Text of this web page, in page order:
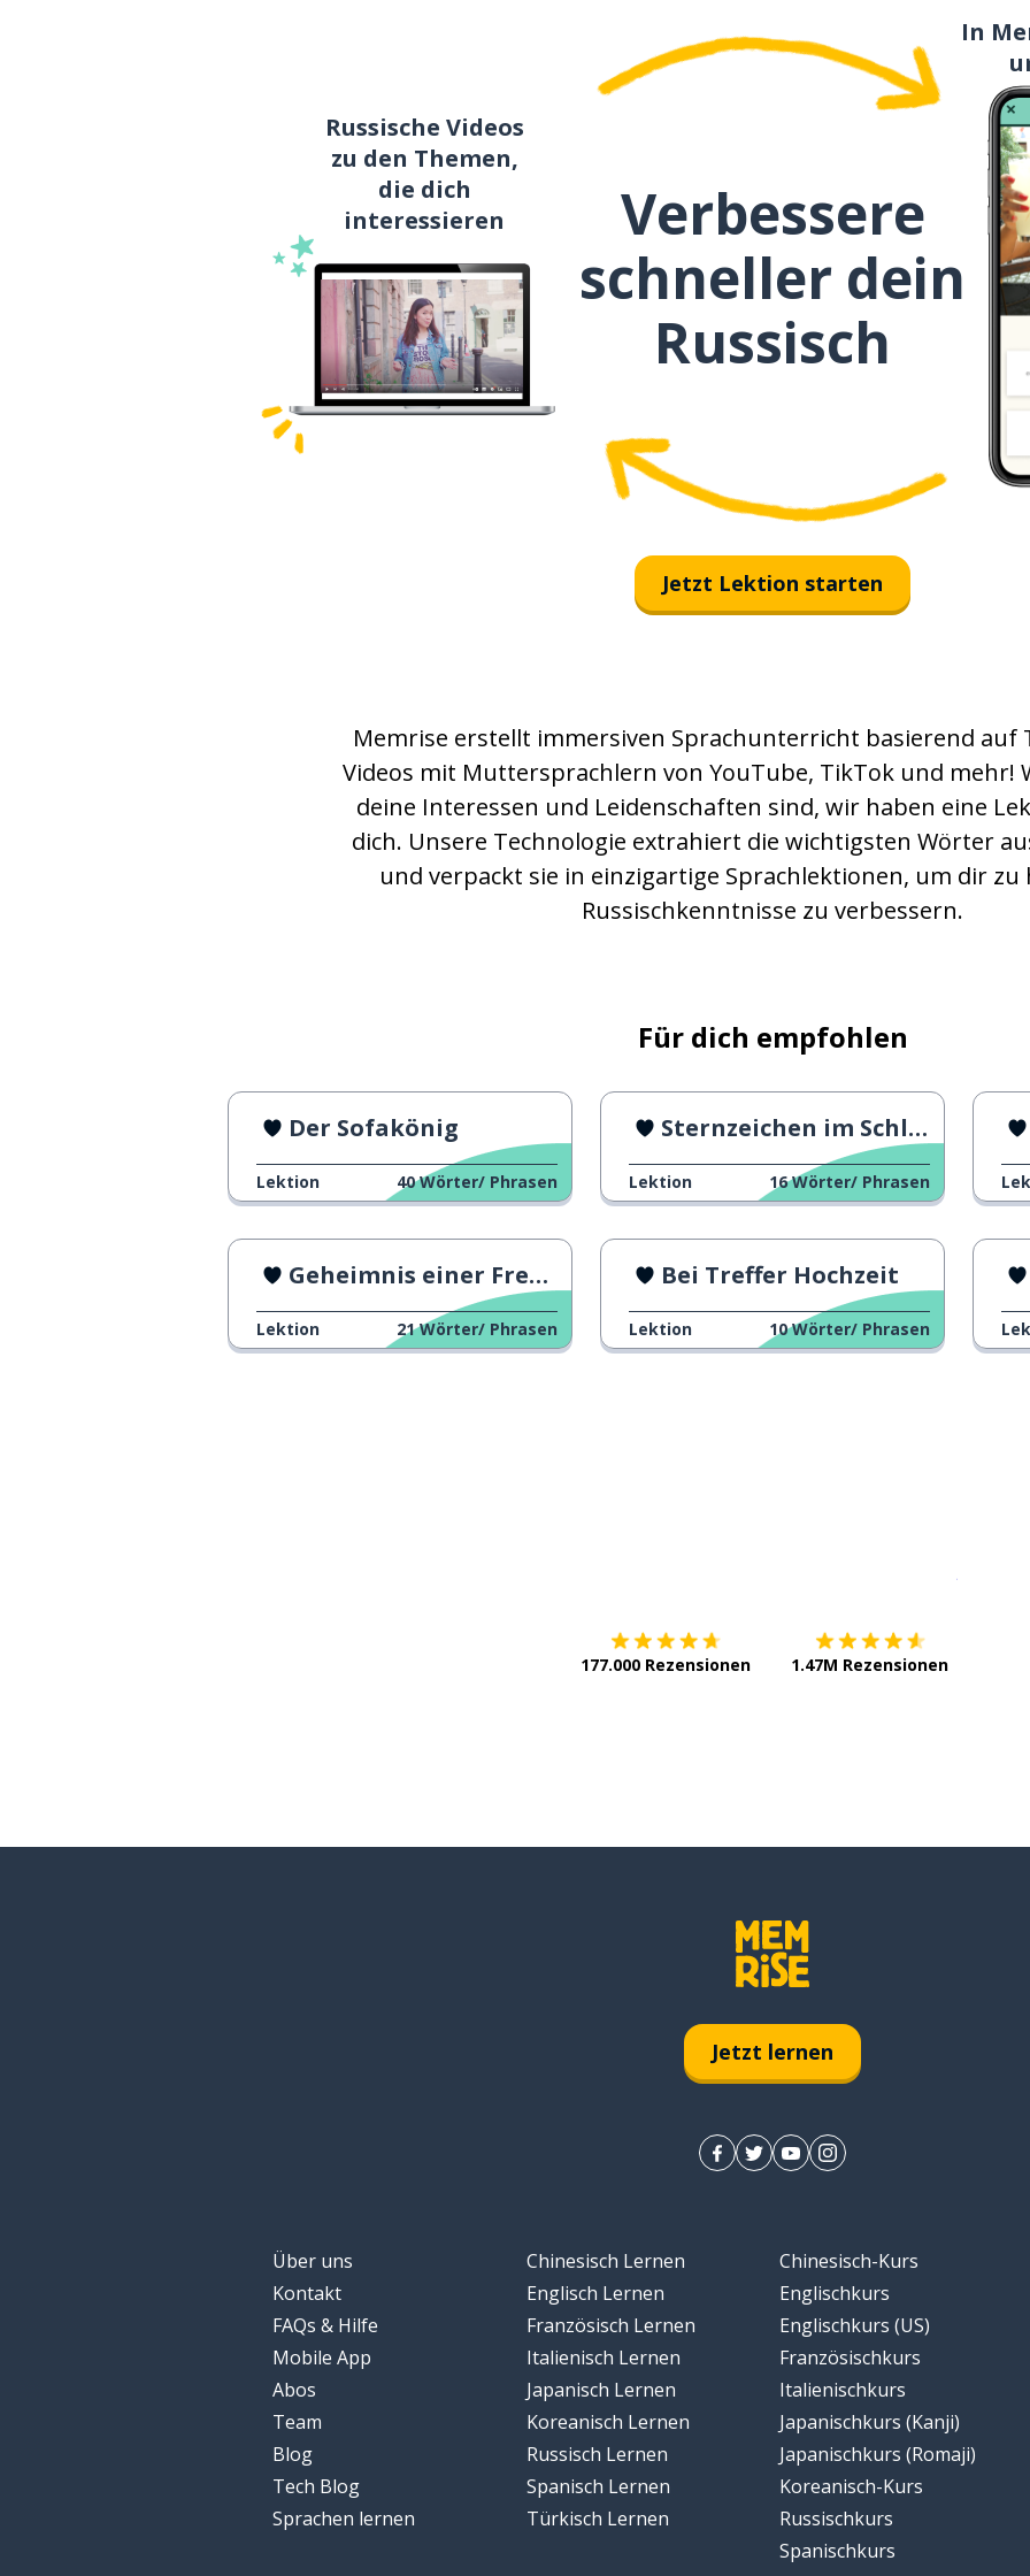
говорить
и
знать
точно
обязательно
даже
из
мелочь
чай
шоколад
какой
подход
ещё
рядом
слишком
разный
время
похожий
Russische Videos
zu den Themen,
die dich
interessieren
Verbessere
schneller dein
Russisch
In
Jetzt Lektion starten
Memrise erstellt immersiven Sprachunterricht basierend auf
Videos mit Muttersprachlern von YouTube, TikTok und mehr!
deine Interessen und Leidenschaften sind, wir haben eine
dich. Unsere Technologie extrahiert die wichtigsten Wörter
und verpackt sie in einzigartige Sprachlektionen, um dir zu
Russischkenntnisse zu verbessern.
Für dich empfohlen
Der Sofakönig
Lektion 40 Wörter/ Phrasen
Sternzeichen im Schlafzimmer
Lektion 16 Wörter/ Phrasen
Geheimnis einer Freundschaft
Lektion 21 Wörter/ Phrasen
Bei Treffer Hochzeit
Lektion 10 Wörter/ Phrasen
177.000 Rezensionen 1.47M Rezensionen
Jetzt lernen
Über uns
Kontakt
FAQs & Hilfe
Mobile App
Abos
Team
Blog
Tech Blog
Sprachen lernen
Chinesisch Lernen
Englisch Lernen
Französisch Lernen
Italienisch Lernen
Japanisch Lernen
Koreanisch Lernen
Russisch Lernen
Spanisch Lernen
Türkisch Lernen
Chinesisch-Kurs
Englischkurs
Englischkurs (US)
Französischkurs
Italienischkurs
Japanischkurs (Kanji)
Japanischkurs (Romaji)
Koreanisch-Kurs
Russischkurs
Spanischkurs